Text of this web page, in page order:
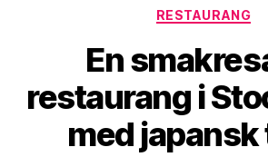
RESTAURANG
En
restaurang i
med